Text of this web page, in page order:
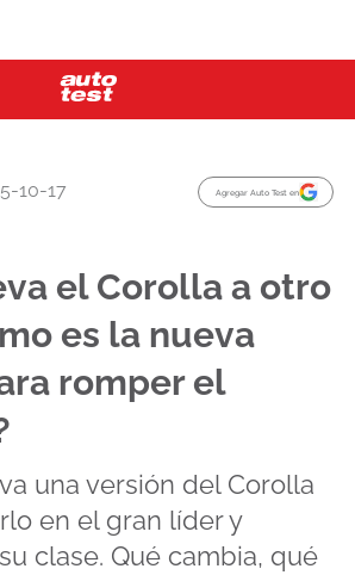
10-17 Agregar Auto Test en
el Corolla a otro
es la nueva
romper el
una versión del Corolla
en el gran líder y
clase. Qué cambia, qué